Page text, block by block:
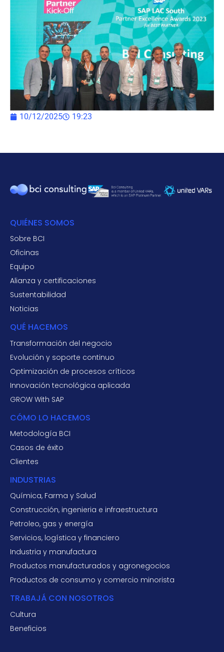
10/12/2025 19:23
QUIÉNES SOMOS
Sobre BCI
Oficinas
Equipo
Alianza y certificaciones
Sustentabilidad
Noticias
QUÉ HACEMOS
Transformación del negocio
Evolución y soporte continuo
Optimización de procesos críticos
Innovación tecnológica aplicada
GROW With SAP
CÓMO LO HACEMOS
Metodología BCI
Casos de éxito
Clientes
INDUSTRIAS
Química, Farma y Salud
Construcción, ingenieria e infraestructura
Petroleo, gas y energía
Servicios, logística y financiero
Industria y manufactura
Productos manufacturados y agronegocios
Productos de consumo y comercio minorista
TRABAJÁ CON NOSOTROS
Cultura
Beneficios